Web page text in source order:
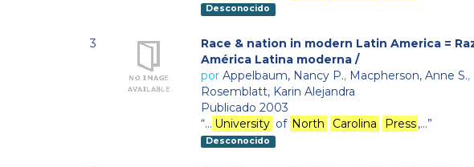
Desconocido
3
Race & nation in modern Latin America =
América Latina moderna /
por Appelbaum, Nancy P., Macpherson, Anne S.,
Rosemblatt, Karin Alejandra
Publicado 2003
“… University of North Carolina Press,…”
Desconocido